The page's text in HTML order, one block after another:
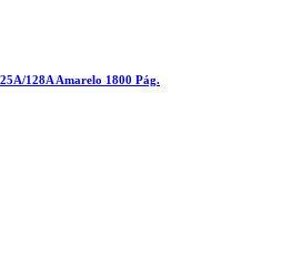
128A Amarelo 1800 Pág.